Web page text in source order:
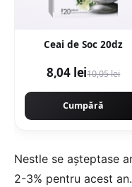
Ceai de Soc 20dz
8,04 lei10,05 lei
Cumpără
Nestle se așteptase
2-3% pentru acest an.